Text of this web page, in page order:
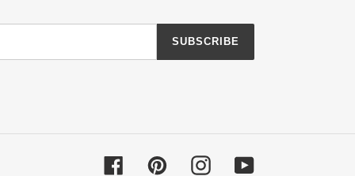
SUBSCRIBE
FacebookPinterestInstagramYouTube